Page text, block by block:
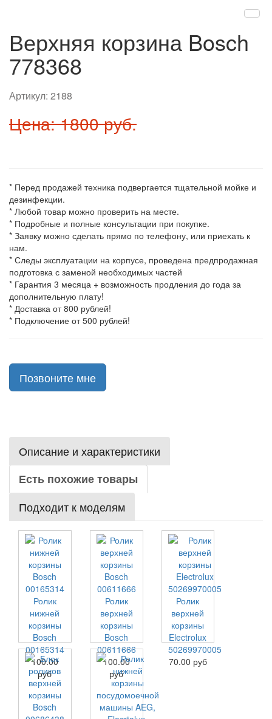
Верхняя корзина Bosch
778368
Артикул: 2188
Цена: 1800 руб.
* Перед продажей техника подвергается тщательной мойке и
дезинфекции.
* Любой товар можно проверить на месте.
* Подробные и полные консультации при покупке.
* Заявку можно сделать прямо по телефону, или приехать к
нам.
* Следы эксплуатации на корпусе, проведена предпродажная
подготовка с заменой необходимых частей
* Гарантия 3 месяца + возможность продления до года за
дополнительную плату!
* Доставка от 800 рублей!
* Подключение от 500 рублей!
Позвоните мне
Описание и характеристики
Есть похожие товары
Подходит к моделям
Ролик
нижней
корзины
Bosch
00165314
100.00
руб
Ролик
верхней
корзины
Bosch
00611666
100.00
руб
Ролик
верхней
корзины
Electrolux
50269970005
70.00 руб